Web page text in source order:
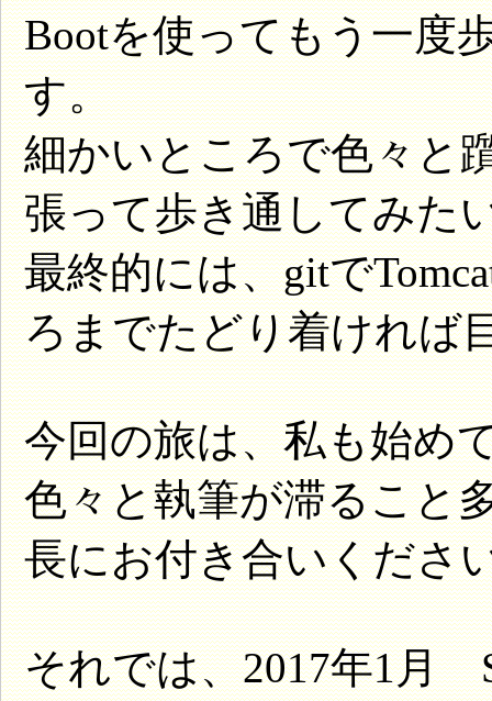
Bootを使ってもう一度
す。
細かいところで色々と
張って歩き通してみた
最終的には、gitで
ろまでたどり着ければ
今回の旅は、私も始め
色々と執筆が滞ること
長にお付き合いくださ
それでは、2017年1月